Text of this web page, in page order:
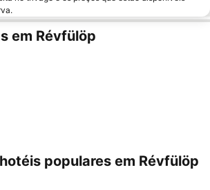
em Révfülöp
populares em Révfülöp